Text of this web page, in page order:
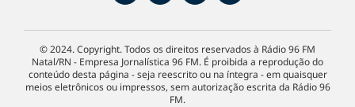
© 2024. Copyright. Todos os direitos reservados à Rádio 96 FM
Natal/RN - Empresa Jornalística 96 FM. É proibida a reprodução do
conteúdo desta página - seja reescrito ou na íntegra - em quaisquer
meios eletrônicos ou impressos, sem autorização escrita da Rádio 96
FM.